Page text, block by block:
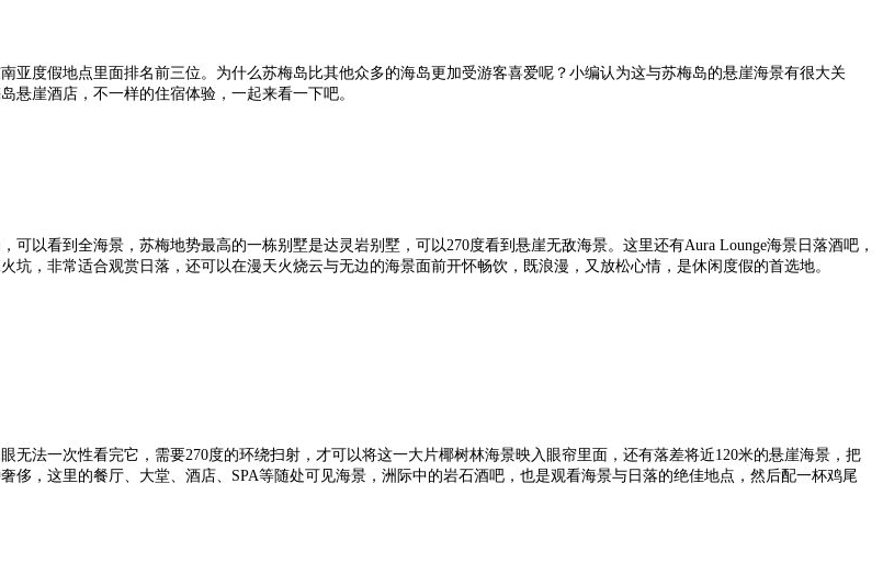
度假地点里面排名前三位。为什么苏梅岛比其他众多的海岛更加受游客喜爱呢？小编认为这与苏梅岛的悬崖海景有很大关
悬崖酒店，不一样的住宿体验，一起来看一下吧。
以看到全海景，苏梅地势最高的一栋别墅是达灵岩别墅，可以270度看到悬崖无敌海景。这里还有Aura Lounge海景日落酒吧，
，非常适合观赏日落，还可以在漫天火烧云与无边的海景面前开怀畅饮，既浪漫，又放松心情，是休闲度假的首选地。
法一次性看完它，需要270度的环绕扫射，才可以将这一大片椰树林海景映入眼帘里面，还有落差将近120米的悬崖海景，把
，这里的餐厅、大堂、酒店、SPA等随处可见海景，洲际中的岩石酒吧，也是观看海景与日落的绝佳地点，然后配一杯鸡尾